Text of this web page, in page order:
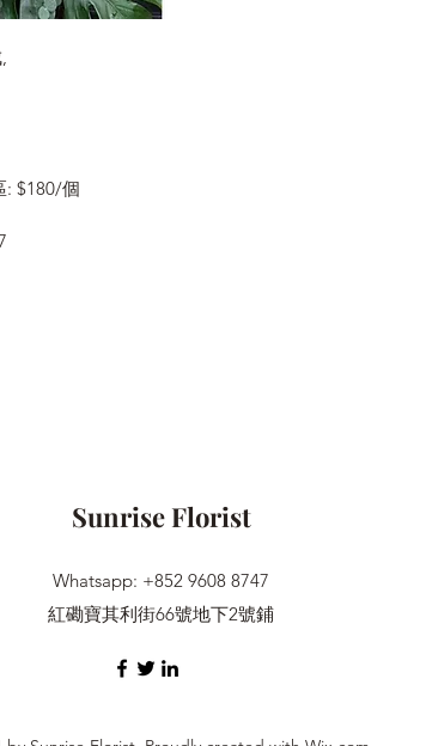
: $180/個
Sunrise Florist
Whatsapp: +852 9608 8747
紅磡寶其利街66號地下2號鋪